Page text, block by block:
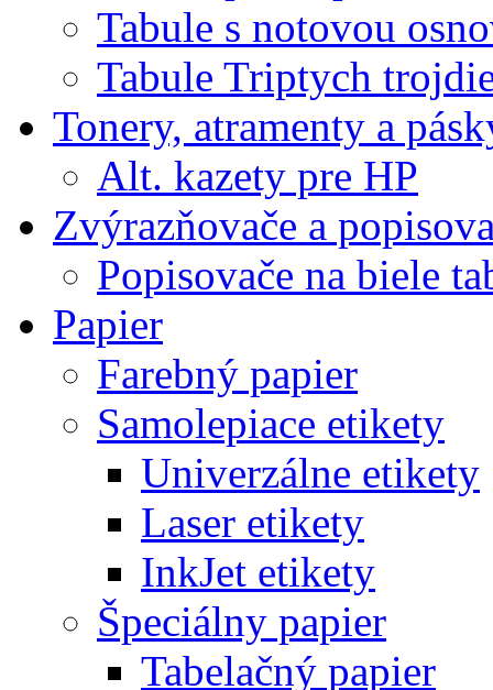
Tabule s notovou
Tabule Triptych
Tonery, atramenty a
Alt. kazety pre HP
Zvýrazňovače a
Popisovače na biele
Papier
Farebný papier
Samolepiace etikety
Univerzálne etikety
Laser etikety
InkJet etikety
Špeciálny papier
Tabelačný papier